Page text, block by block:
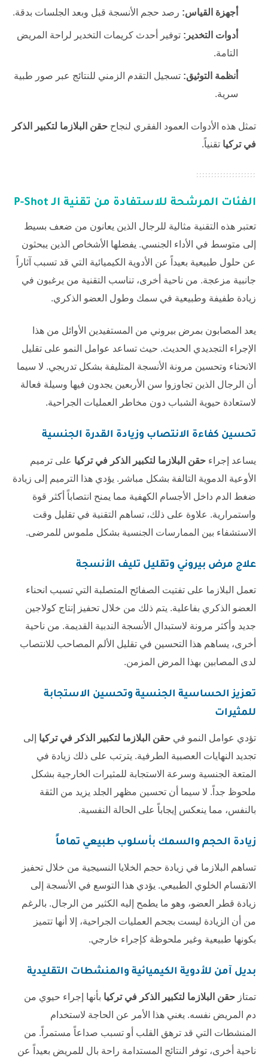
أجهزة القياس: رصد حجم الأنسجة قبل وبعد الجلسات بدقة.
أدوات التخدير: توفير أحدث كريمات التخدير لراحة المريض
التامة.
أنظمة التوثيق: تسجيل التقدم الزمني للنتائج عبر صور طبية
سرية.
تمثل هذه الأدوات العمود الفقري لنجاح حقن البلازما لتكبير الذكر
في تركيا تقنياً.
الفئات المرشحة للاستفادة من تقنية الـ P-Shot
تعتبر هذه التقنية مثالية للرجال الذين يعانون من ضعف بسيط
إلى متوسط في الأداء الجنسي. يفضلها الأشخاص الذين يبحثون
عن حلول طبيعية بعيداً عن الأدوية الكيميائية التي قد تسبب آثاراً
جانبية مزعجة. من ناحية أخرى، تناسب التقنية من يرغبون في
زيادة طفيفة وطبيعية في سمك وطول العضو الذكري.
يعد المصابون بمرض بيروني من المستفيدين الأوائل من هذا
الإجراء التجديدي الحديث. حيث تساعد عوامل النمو على تقليل
الانحناء وتحسين مرونة الأنسجة المتليفة بشكل تدريجي. لا سيما
أن الرجال الذين تجاوزوا سن الأربعين يجدون فيها وسيلة فعالة
لاستعادة حيوية الشباب دون مخاطر العمليات الجراحية.
تحسين كفاءة الانتصاب وزيادة القدرة الجنسية
يساعد إجراء حقن البلازما لتكبير الذكر في تركيا على ترميم
الأوعية الدموية التالفة بشكل مباشر. يؤدي هذا الترميم إلى زيادة
ضغط الدم داخل الأجسام الكهفية مما يمنح انتصاباً أكثر قوة
واستمرارية. علاوة على ذلك، تساهم التقنية في تقليل وقت
الاستشفاء بين الممارسات الجنسية بشكل ملموس للمرضى.
علاج مرض بيروني وتقليل تليف الأنسجة
تعمل البلازما على تفتيت الصفائح المتصلبة التي تسبب انحناء
العضو الذكري بفاعلية. يتم ذلك من خلال تحفيز إنتاج كولاجين
جديد وأكثر مرونة لاستبدال الأنسجة الندبية القديمة. من ناحية
أخرى، يساهم هذا التحسين في تقليل الألم المصاحب للانتصاب
لدى المصابين بهذا المرض المزمن.
تعزيز الحساسية الجنسية وتحسين الاستجابة
للمثيرات
تؤدي عوامل النمو في حقن البلازما لتكبير الذكر في تركيا إلى
تجديد النهايات العصبية الطرفية. يترتب على ذلك زيادة في
المتعة الجنسية وسرعة الاستجابة للمثيرات الخارجية بشكل
ملحوظ جداً. لا سيما أن تحسين مظهر الجلد يزيد من الثقة
بالنفس، مما ينعكس إيجاباً على الحالة النفسية.
زيادة الحجم والسمك بأسلوب طبيعي تماماً
تساهم البلازما في زيادة حجم الخلايا النسيجية من خلال تحفيز
الانقسام الخلوي الطبيعي. يؤدي هذا التوسع في الأنسجة إلى
زيادة قطر العضو، وهو ما يطمح إليه الكثير من الرجال. بالرغم
من أن الزيادة ليست بجحم العمليات الجراحية، إلا أنها تتميز
بكونها طبيعية وغير ملحوظة كإجراء خارجي.
بديل آمن للأدوية الكيميائية والمنشطات التقليدية
تمتاز حقن البلازما لتكبير الذكر في تركيا بأنها إجراء حيوي من
دم المريض نفسه. يغني هذا الأمر عن الحاجة لاستخدام
المنشطات التي قد ترهق القلب أو تسبب صداعاً مستمراً. من
ناحية أخرى، توفر النتائج المستدامة راحة بال للمريض بعيداً عن